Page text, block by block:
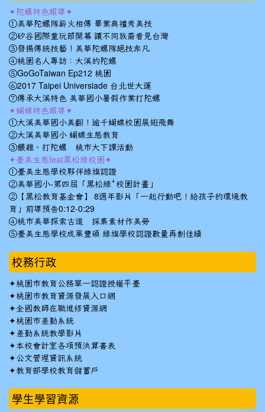
✦陀螺特色報導✦
①美華陀螺隊薪火相傳 畢業典禮秀美技
②矽谷國際童玩節開幕 讓不同族裔看見台灣
③發揚傳統技藝！美華陀螺隊絕技非凡
④桃園名人專訪：大溪的陀螺
⑤GoGoTaiwan Ep212 桃園
⑥2017 Taipei Universiade 台北世大運
⑦傳承大溪特色 美華國小暑假作業打陀螺
✦蝴蝶特色報導✦
①大溪美華國小美翻！逾千蝴蝶校園展翅飛舞
②大溪美華國小 蝴蝶生態教育
③餵雞、打陀螺 桃市大下課活動
✦臺美生態feat黑松綠校園✦
①臺美生態學校夥伴綠旗認證
②美華國小-第四屆「黑松綠⁺校園計畫」
②【黑松教育基金會】 8週年影片「一起行動吧！給孩子的環境教
育」前導預告0:12-0:29
④桃市美華探索古道 採集素材作美勞
⑤臺美生態學校成果豐碩 綠旗學校認證數量再創佳績
校務行政
✦桃園市教育公務單一認證授權平臺
✦桃園市教育資源發展入口網
✦全國教師在職進修資源網
✦桃園市差勤系統
✦ 差勤系統教學影片
✦本校會計室各項預決算書表
✦公文管理資訊系統
✦教育部學校教育儲蓄戶
學生學習資源